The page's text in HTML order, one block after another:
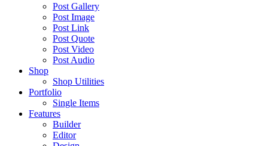
Post Gallery
Post Image
Post Link
Post Quote
Post Video
Post Audio
Shop
Shop Utilities
Portfolio
Single Items
Features
Builder
Editor